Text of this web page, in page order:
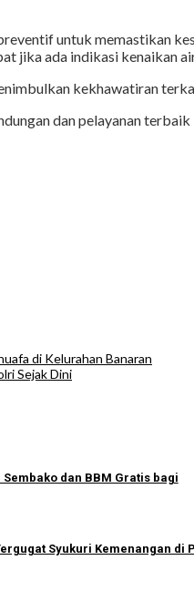
untuk memastikan
jika ada indikasi kenaikan
kekhawatiran
dan pelayanan
di Kelurahan Banaran
Sejak Dini
dan BBM Gratis bagi
Syukuri Kemenangan di